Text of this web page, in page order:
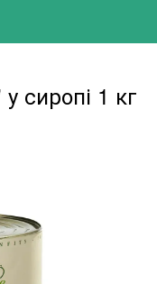
сиропі 1 кг